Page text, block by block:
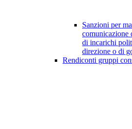
Sanzioni per
comunicazione
di incarichi
direzione o di
Rendiconti gruppi